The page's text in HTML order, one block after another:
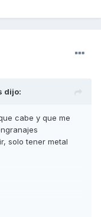
dijo:
cabe y que me
solo tener metal